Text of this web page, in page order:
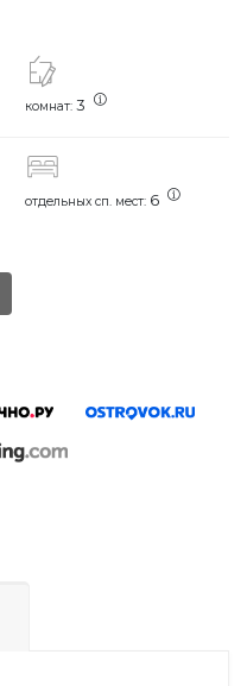
комнат: 3
отдельных сп. мест: 6